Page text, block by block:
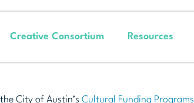
Creative Consortium Resources
City of Austin’s Cultural Funding Programs